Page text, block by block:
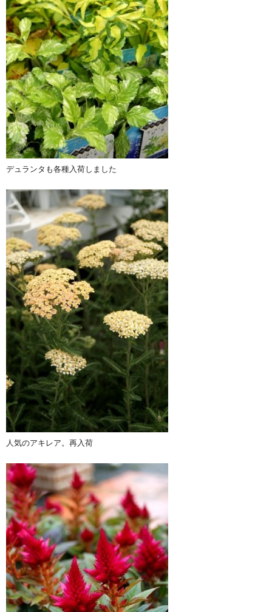
デュランタも各種入荷しました
人気のアキレア。再入荷